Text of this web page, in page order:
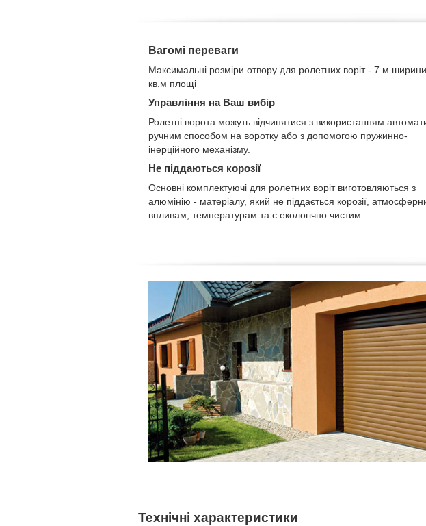
Вагомі переваги
Максимальні розміри отвору для ролетних воріт - 7 м ширини
кв.м площі
Управління на Ваш вибір
Ролетні ворота можуть відчинятися з використанням
ручним способом на воротку або з допомогою пружинно-
інерційного механізму.
Не піддаються корозії
Основні комплектуючі для ролетних воріт виготовляються з
алюмінію - матеріалу, який не піддається корозії,
впливам, температурам та є екологічно чистим.
Технічні характеристики